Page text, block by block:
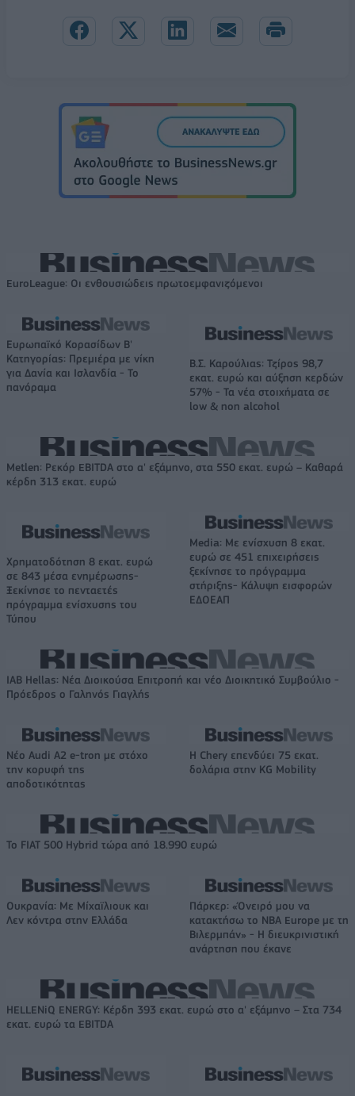
EuroLeague: Οι ενθουσιώδεις πρωτοεμφανιζόμενοι
Ευρωπαϊκό Κορασίδων Β'
Κατηγορίας: Πρεμιέρα με νίκη
για Δανία και Ισλανδία - Το
πανόραμα
Β.Σ. Καρούλιας: Τζίρος 98,7
εκατ. ευρώ και αύξηση κερδών
57% - Τα νέα στοιχήματα σε
low & non alcohol
Metlen: Ρεκόρ EBITDA στο α' εξάμηνο, στα 550 εκατ. ευρώ – Καθαρά
κέρδη 313 εκατ. ευρώ
Χρηματοδότηση 8 εκατ. ευρώ
σε 843 μέσα ενημέρωσης-
Ξεκίνησε το πενταετές
πρόγραμμα ενίσχυσης του
Τύπου
Media: Με ενίσχυση 8 εκατ.
ευρώ σε 451 επιχειρήσεις
ξεκίνησε το πρόγραμμα
στήριξης- Κάλυψη εισφορών
ΕΔΟΕΑΠ
IAB Hellas: Νέα Διοικούσα Επιτροπή και νέο Διοικητικό Συμβούλιο -
Πρόεδρος ο Γαληνός Γιαγλής
Νέο Audi A2 e-tron με στόχο
την κορυφή της
αποδοτικότητας
Η Chery επενδύει 75 εκατ.
δολάρια στην KG Mobility
Το FIAT 500 Hybrid τώρα από 18.990 ευρώ
Ουκρανία: Με Μίχαϊλιουκ και
Λεν κόντρα στην Ελλάδα
Πάρκερ: «Όνειρό μου να
κατακτήσω το ΝΒΑ Europe με τη
Βιλερμπάν» - Η διευκρινιστική
ανάρτηση που έκανε
HELLENiQ ENERGY: Κέρδη 393 εκατ. ευρώ στο α' εξάμηνο – Στα 734
εκατ. ευρώ τα EBITDA